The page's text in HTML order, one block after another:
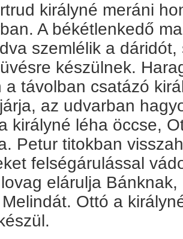
királyné meráni
A békétlenkedő
szemlélik a
készülnek.
a távolban csatázó
az udvarban
királyné léha öccse,
Petur titokban
felségárulással
elárulja
Ottó a